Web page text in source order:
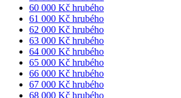
60 000 Kč hrubého
61 000 Kč hrubého
62 000 Kč hrubého
63 000 Kč hrubého
64 000 Kč hrubého
65 000 Kč hrubého
66 000 Kč hrubého
67 000 Kč hrubého
68 000 Kč hrubého